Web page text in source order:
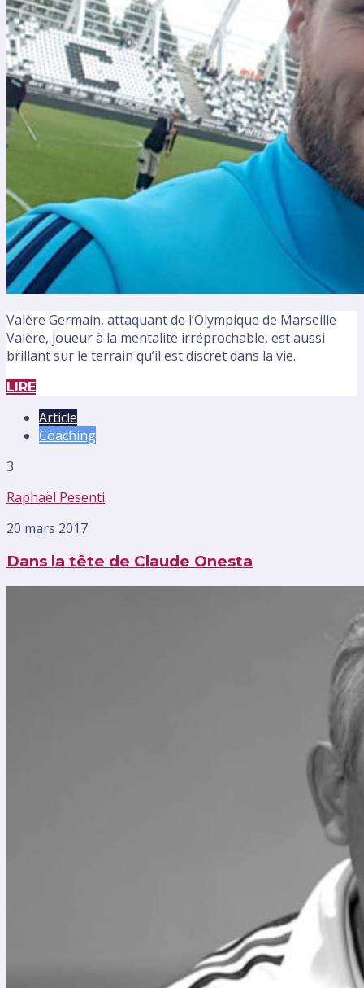
Valère Germain, attaquant de l’Olympique de Marseille
Valère, joueur à la mentalité irréprochable, est aussi
brillant sur le terrain qu’il est discret dans la vie.
LIRE
Article
Coaching
3
Raphaël Pesenti
20 mars 2017
Dans la tête de Claude Onesta